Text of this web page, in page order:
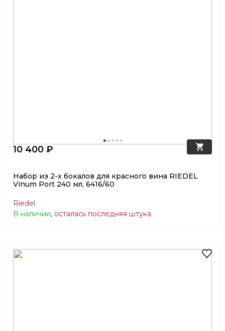
10 400 ₽
Набор из 2-х бокалов для красного вина RIEDEL
Vinum Port 240 мл, 6416/60
Riedel
В наличии, осталась последняя штука